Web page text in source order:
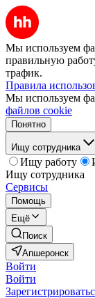
Мы используем
правильную
трафик.
Правила
Мы используем
файлов cookie
Понятно
Ищу сотрудника
Ищу работу
Ищу сотрудника
Сервисы
Помощь
Ещё
Поиск
Апшеронск
Войти
Войти